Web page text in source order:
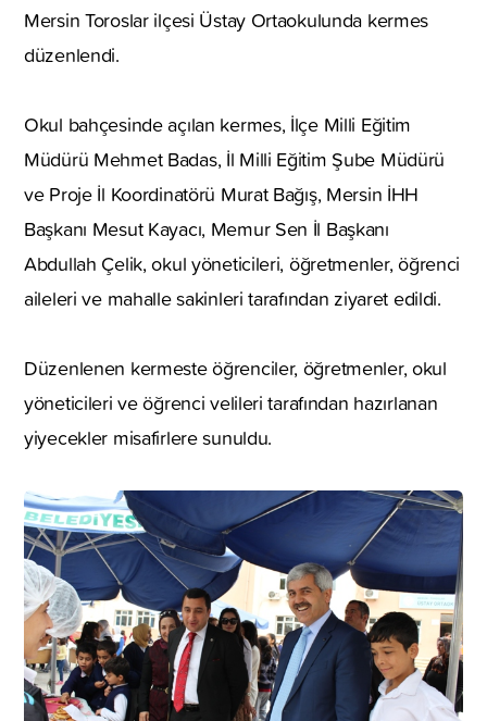
Mersin Toroslar ilçesi Üstay Ortaokulunda kermes
düzenlendi.
Okul bahçesinde açılan kermes, İlçe Milli Eğitim
Müdürü Mehmet Badas, İl Milli Eğitim Şube Müdürü
ve Proje İl Koordinatörü Murat Bağış, Mersin İHH
Başkanı Mesut Kayacı, Memur Sen İl Başkanı
Abdullah Çelik, okul yöneticileri, öğretmenler, öğrenci
aileleri ve mahalle sakinleri tarafından ziyaret edildi.
Düzenlenen kermeste öğrenciler, öğretmenler, okul
yöneticileri ve öğrenci velileri tarafından hazırlanan
yiyecekler misafirlere sunuldu.